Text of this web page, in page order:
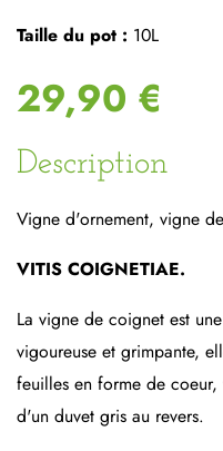
Taille du pot : 10L
29,90 €
Description
Vigne d'ornement, vigne
VITIS COIGNETIAE.
La vigne de coignet est
vigoureuse et grimpante,
feuilles en forme de coeur,
d'un duvet gris au revers.